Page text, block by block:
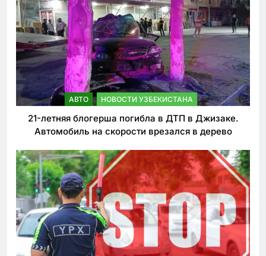
АВТО НОВОСТИ УЗБЕКИСТАНА
21-летняя блогерша погибла в ДТП в Джизаке.
Автомобиль на скорости врезался в дерево